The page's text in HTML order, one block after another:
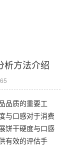
析方法介绍
品质的重要工
与口感对于消费
饼干硬度与口感
有效的评估手